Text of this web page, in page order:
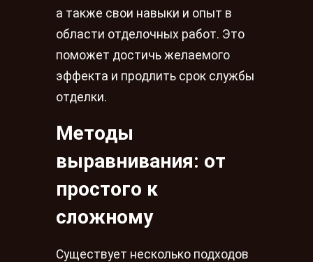
а также свои навыки и опыт в
области отделочных работ. Это
поможет достичь желаемого
эффекта и продлить срок службы
отделки.
Методы
выравнивания: от
простого к
сложному
Существует несколько подходов